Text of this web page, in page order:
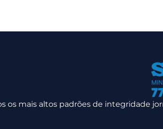
os mais altos padrões de integridade